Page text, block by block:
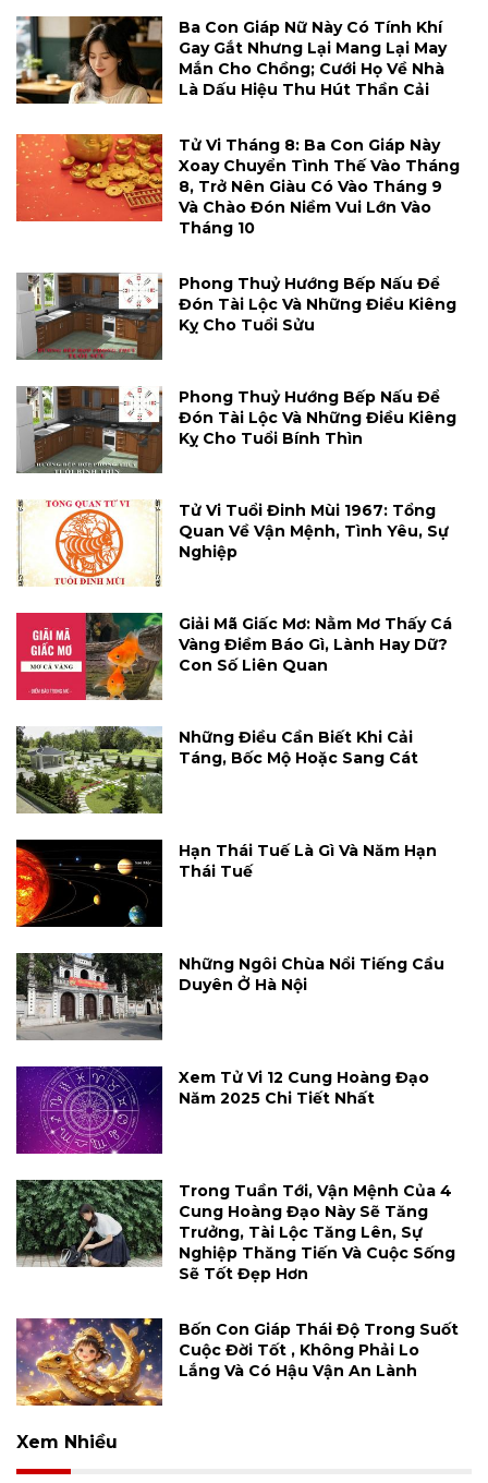
Ba Con Giáp Nữ Này Có Tính Khí
Gay Gắt Nhưng Lại Mang Lại May
Mắn Cho Chồng; Cưới Họ Về Nhà
Là Dấu Hiệu Thu Hút Thần Cải
Tử Vi Tháng 8: Ba Con Giáp Này
Xoay Chuyển Tình Thế Vào Tháng
8, Trở Nên Giàu Có Vào Tháng 9
Và Chào Đón Niềm Vui Lớn Vào
Tháng 10
Phong Thuỷ Hướng Bếp Nấu Để
Đón Tài Lộc Và Những Điều Kiêng
Kỵ Cho Tuổi Sửu
Phong Thuỷ Hướng Bếp Nấu Để
Đón Tài Lộc Và Những Điều Kiêng
Kỵ Cho Tuổi Bính Thìn
Tử Vi Tuổi Đinh Mùi 1967: Tổng
Quan Về Vận Mệnh, Tình Yêu, Sự
Nghiệp
Giải Mã Giấc Mơ: Nằm Mơ Thấy Cá
Vàng Điềm Báo Gì, Lành Hay Dữ?
Con Số Liên Quan
Những Điều Cần Biết Khi Cải
Táng, Bốc Mộ Hoặc Sang Cát
Hạn Thái Tuế Là Gì Và Năm Hạn
Thái Tuế
Những Ngôi Chùa Nổi Tiếng Cầu
Duyên Ở Hà Nội
Xem Tử Vi 12 Cung Hoàng Đạo
Năm 2025 Chi Tiết Nhất
Trong Tuần Tới, Vận Mệnh Của 4
Cung Hoàng Đạo Này Sẽ Tăng
Trưởng, Tài Lộc Tăng Lên, Sự
Nghiệp Thăng Tiến Và Cuộc Sống
Sẽ Tốt Đẹp Hơn
Bốn Con Giáp Thái Độ Trong Suốt
Cuộc Đời Tốt , Không Phải Lo
Lắng Và Có Hậu Vận An Lành
Xem Nhiều